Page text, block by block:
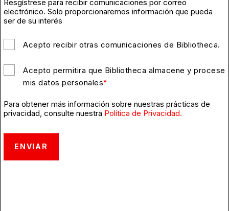
Resgístrese para recibir comunicaciones por correo
electrónico. Solo proporcionaremos información que pueda
ser de su interés
Acepto recibir otras comunicaciones de Bibliotheca.
Acepto permitira que Bibliotheca almacene y procese
mis datos personales*
Para obtener más información sobre nuestras prácticas de
privacidad, consulte nuestra Política de Privacidad.